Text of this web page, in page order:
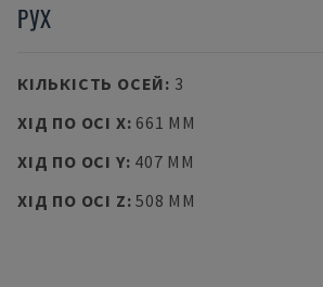
РУХ
КІЛЬКІСТЬ ОСЕЙ: 3
ХІД ПО ОСІ X: 661 MM
ХІД ПО ОСІ Y: 407 MM
ХІД ПО ОСІ Z:508 MM